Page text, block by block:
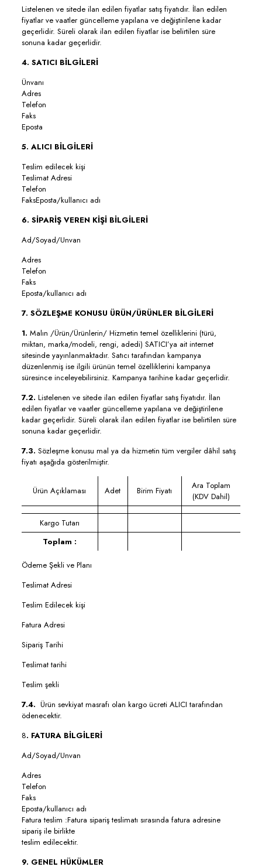
Listelenen ve sitede ilan edilen fiyatlar satış fiyatıdır. İlan edilen
fiyatlar ve vaatler güncelleme yapılana ve değiştirilene kadar
geçerlidir. Süreli olarak ilan edilen fiyatlar ise belirtilen süre
sonuna kadar geçerlidir.
4. SATICI BİLGİLERİ
Ünvanı
Adres
Telefon
Faks
Eposta
5. ALICI BİLGİLERİ
Teslim edilecek kişi
Teslimat Adresi
Telefon
FaksEposta/kullanıcı adı
6. SİPARİŞ VEREN KİŞİ BİLGİLERİ
Ad/Soyad/Unvan
Adres
Telefon
Faks
Eposta/kullanıcı adı
7. SÖZLEŞME KONUSU ÜRÜN/ÜRÜNLER BİLGİLERİ
1. Malın /Ürün/Ürünlerin/ Hizmetin temel özelliklerini (türü,
miktarı, marka/modeli, rengi, adedi) SATICI’ya ait internet
sitesinde yayınlanmaktadır. Satıcı tarafından kampanya
düzenlenmiş ise ilgili ürünün temel özelliklerini kampanya
süresince inceleyebilirsiniz. Kampanya tarihine kadar geçerlidir.
7.2. Listelenen ve sitede ilan edilen fiyatlar satış fiyatıdır. İlan
edilen fiyatlar ve vaatler güncelleme yapılana ve değiştirilene
kadar geçerlidir. Süreli olarak ilan edilen fiyatlar ise belirtilen süre
sonuna kadar geçerlidir.
7.3. Sözleşme konusu mal ya da hizmetin tüm vergiler dâhil satış
fiyatı aşağıda gösterilmiştir.
Ürün Açıklaması Adet Birim Fiyatı
Ara Toplam
(KDV Dahil)
Kargo Tutarı
Toplam :
Ödeme Şekli ve Planı
Teslimat Adresi
Teslim Edilecek kişi
Fatura Adresi
Sipariş Tarihi
Teslimat tarihi
Teslim şekli
7.4. Ürün sevkiyat masrafı olan kargo ücreti ALICI tarafından
ödenecektir.
8. FATURA BİLGİLERİ
Ad/Soyad/Unvan
Adres
Telefon
Faks
Eposta/kullanıcı adı
Fatura teslim :Fatura sipariş teslimatı sırasında fatura adresine
sipariş ile birlikte
teslim edilecektir.
9. GENEL HÜKÜMLER